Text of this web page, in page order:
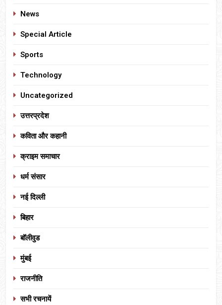
News
Special Article
Sports
Technology
Uncategorized
उत्तरप्रदेश
कविता और कहानी
क्राइम समाचार
धर्म संसार
नई दिल्ली
बिहार
बॉलीवुड
मुंबई
राजनीति
सभी रचनायें